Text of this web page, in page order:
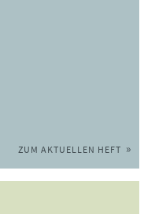
ZUM AKTUELLEN HEFT